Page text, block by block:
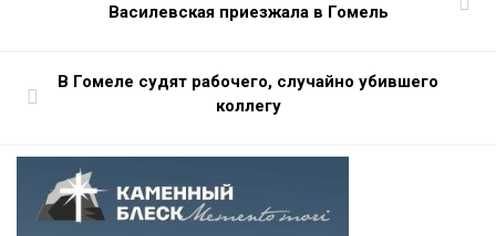
Василевская приезжала в Гомель
В Гомеле судят рабочего, случайно убившего
коллегу